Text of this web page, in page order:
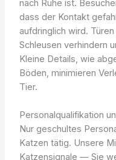
nach Ruhe ist.
dass der Kontakt
aufdringlich wird.
Schleusen verhindern
Kleine Details, wie
Böden, minimieren
Tier.
Personalqualifikation
Nur geschultes
Katzen tätig. Unsere
Katzensignale — Sie